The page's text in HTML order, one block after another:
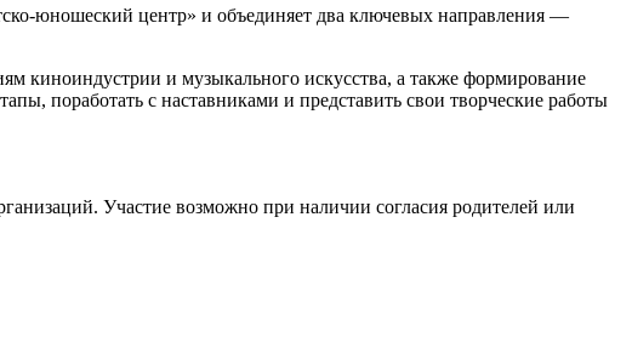
юношеский центр» и объединяет два ключевых направления —
киноиндустрии и музыкального искусства, а также формирование
поработать с наставниками и представить свои творческие работы
Участие возможно при наличии согласия родителей или